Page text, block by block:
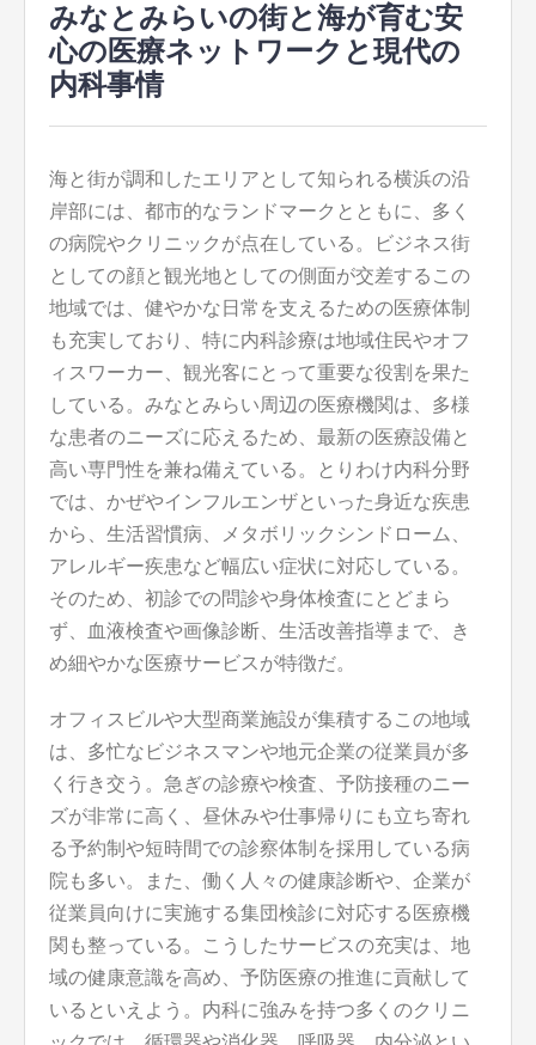
みなとみらいの街と海が育む安
心の医療ネットワークと現代の
内科事情
海と街が調和したエリアとして知られる横浜の沿
岸部には、都市的なランドマークとともに、多く
の病院やクリニックが点在している。
ビジネス街
としての顔と観光地としての側面が交差するこの
地域では、健やかな日常を支えるための医療体制
も充実しており、特に内科診療は地域住民やオフ
ィスワーカー、観光客にとって重要な役割を果た
している。みなとみらい周辺の医療機関は、多様
な患者のニーズに応えるため、最新の医療設備と
高い専門性を兼ね備えている。とりわけ内科分野
では、かぜやインフルエンザといった身近な疾患
から、生活習慣病、メタボリックシンドローム、
アレルギー疾患など幅広い症状に対応している。
そのため、初診での問診や身体検査にとどまら
ず、血液検査や画像診断、生活改善指導まで、き
め細やかな医療サービスが特徴だ。
オフィスビルや大型商業施設が集積するこの地域
は、多忙なビジネスマンや地元企業の従業員が多
く行き交う。急ぎの診療や検査、予防接種のニー
ズが非常に高く、昼休みや仕事帰りにも立ち寄れ
る予約制や短時間での診察体制を採用している病
院も多い。また、働く人々の健康診断や、企業が
従業員向けに実施する集団検診に対応する医療機
関も整っている。こうしたサービスの充実は、地
域の健康意識を高め、予防医療の推進に貢献して
いるといえよう。内科に強みを持つ多くのクリニ